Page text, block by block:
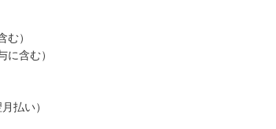
む）
に含む）
払い）